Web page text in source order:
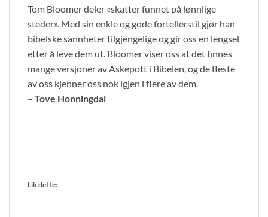
Tom Bloomer deler «skatter funnet på lønnlige
steder». Med sin enkle og gode fortellerstil gjør han
bibelske sannheter tilgjengelige og gir oss en lengsel
etter å leve dem ut. Bloomer viser oss at det finnes
mange versjoner av Askepott i Bibelen, og de fleste
av oss kjenner oss nok igjen i flere av dem.
– Tove Honningdal
Lik dette: